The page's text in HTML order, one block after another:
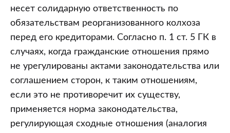
несет солидарную ответственность по
обязательствам реорганизованного колхоза
перед его кредиторами. Согласно п. 1 ст. 5 ГК в
случаях, когда гражданские отношения прямо
не урегулированы актами законодательства или
соглашением сторон, к таким отношениям,
если это не противоречит их существу,
применяется норма законодательства,
регулирующая сходные отношения (аналогия